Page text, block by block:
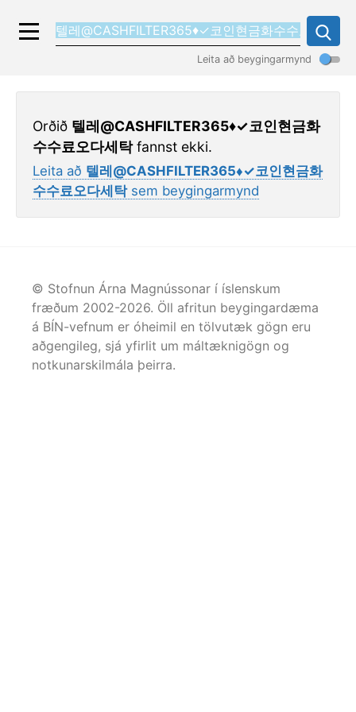
Leita að beygingarmynd
Orðið 텔레@CASHFILTER365♦✓코인현금화
수수료오다세탁fannst ekki.
Leita að 텔레@CASHFILTER365♦✓코인현금화
수수료오다세탁sem beygingarmynd
© Stofnun Árna Magnússonar í íslenskum
fræðum 2002-2026. Öll afritun beygingardæma
á BÍN-vefnum er óheimil en tölvutæk gögn eru
aðgengileg, sjá yfirlit um máltæknigögn og
notkunarskilmála þeirra.